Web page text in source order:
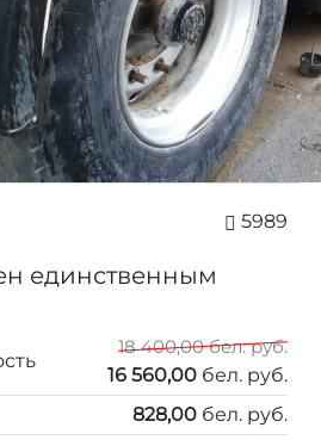
5989
единственным
18 400,00 бел. руб.
16 560,00 бел. руб.
828,00 бел. руб.